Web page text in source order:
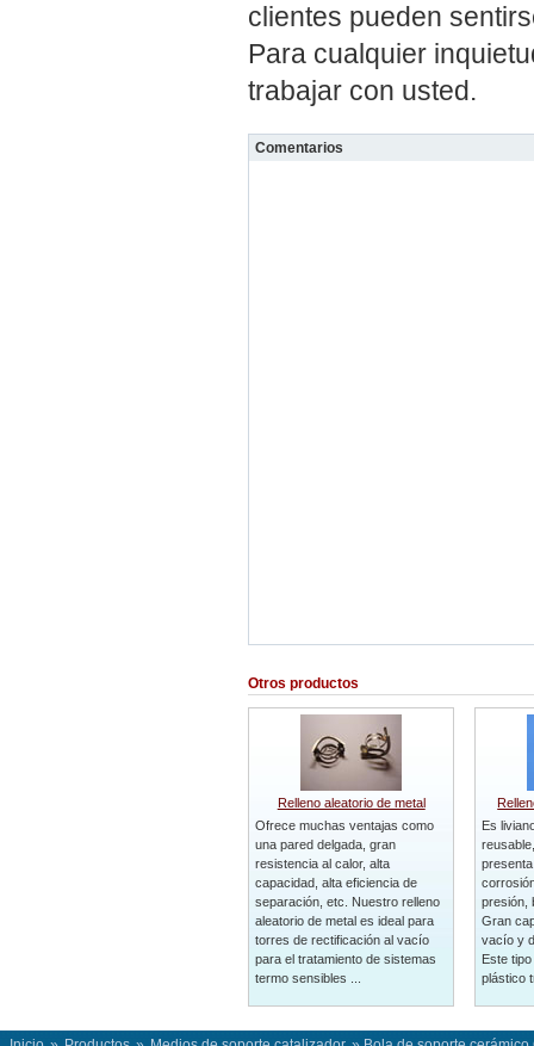
clientes pueden
Para cualquier
trabajar con usted.
Comentarios
Otros productos
Relleno aleatorio de metal
Ofrece muchas ventajas como
una pared delgada, gran
resistencia al calor, alta
capacidad, alta eficiencia de
separación, etc. Nuestro relleno
aleatorio de metal es ideal para
torres de rectificación al vacío
para el tratamiento de sistemas
termo sensibles ...
Es
presión,
Gran
vacío y
Este
plástico